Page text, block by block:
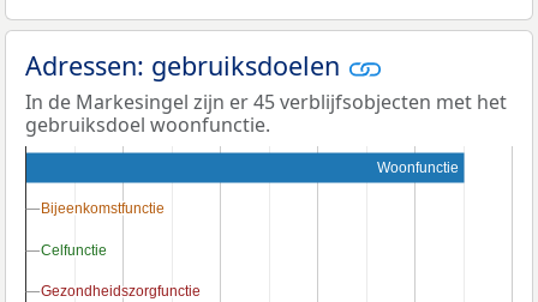
Adressen: gebruiksdoelen
In de Markesingel zijn er 45 verblijfsobjecten met het
gebruiksdoel woonfunctie.
Woonfunctie
Bijeenkomstfunctie
Bijeenkomstfunctie
Celfunctie
Celfunctie
Gezondheidszorgfunctie
Gezondheidszorgfunctie